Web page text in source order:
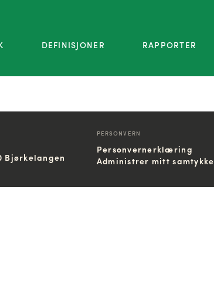
DEFINISJONER RAPPORTER
Bjørkelangen
PERSONVERN
Personvernerklæring
Administrer mitt samtykke